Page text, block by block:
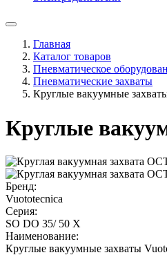
Главная
Каталог товаров
Пневматическое
Пневматические захваты
Круглые вакуумные
Круглые
Бренд:
Vuototecnica
Серия:
SO DO 35/ 50 X
Наименование:
Круглые вакуумные захваты